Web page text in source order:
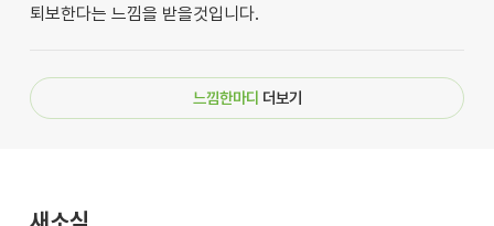
퇴보한다는 느낌을 받을것입니다.
느낌한마디 더보기